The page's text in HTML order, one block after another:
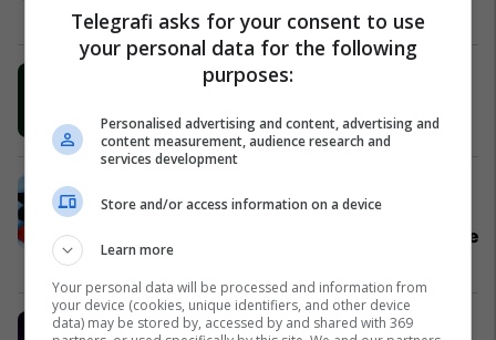
ende pak kohë për të blerë biletat
Muzikë 28/07/2026
Reperi G-Bani hap GoFundMe për
Muzikë 28/07/2026
Dhurata Dora me fjalë të mëdha për
Gjestin para lansimit të duetit të tyre
Muzikë
Festivali që pushton Kosovën -
Telegrafi asks for your consent to use
your personal data for the following
purposes:
Personalised advertising and content, advertising and
content measurement, audience research and
services development
Store and/or access information on a device
Learn more
Your personal data will be processed and information from
your device (cookies, unique identifiers, and other device
data) may be stored by, accessed by and shared with 369